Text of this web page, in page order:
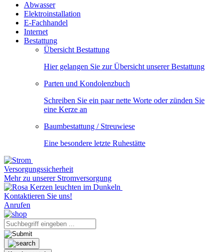
Abwasser
Elektroinstallation
E-Fachhandel
Internet
Bestattung
Übersicht Bestattung
Hier gelangen Sie zur Übersicht unserer Bestattung
Parten und Kondolenzbuch
Schreiben Sie ein paar nette Worte oder zünden Sie
eine Kerze an
Baumbestattung / Streuwiese
Eine besondere letzte Ruhestätte
Versorgungssicherheit
Mehr zu unserer Stromversorgung
Kontaktieren Sie uns!
Anrufen